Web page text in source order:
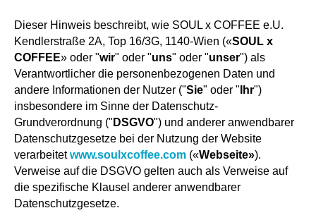
Dieser Hinweis beschreibt, wie SOUL x COFFEE e.U.
Kendlerstraße 2A, Top 16/3G, 1140-Wien («SOUL x
COFFEE» oder "wir" oder "uns" oder "unser") als
Verantwortlicher die personenbezogenen Daten und
andere Informationen der Nutzer ("Sie" oder " Ihr")
insbesondere im Sinne der Datenschutz-
Grundverordnung (" DSGVO") und anderer anwendbarer
Datenschutzgesetze bei der Nutzung der Website
verarbeitetwww.soulxcoffee.com («Webseite»).
Verweise auf die DSGVO gelten auch als Verweise auf
die spezifische Klausel anderer anwendbarer
Datenschutzgesetze.